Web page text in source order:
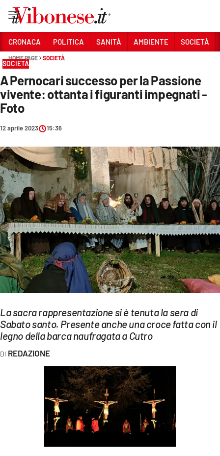
Sezioni
CRONACA
POLITICA
SOCIETÀ
CULTURA
ECONOMIA E LAVORO
EVENTI
SPORT
Streaming
LAC TV
LAC NETWORK
LAC ONAIR
LACONAIR.IT
CRONACA POLITICA SANITÀ AMBIENTE SOCIETÀ
HOME PAGE SOCIETÀ
SOCIETÀ
A Pernocari successo per la Passione
vivente: ottanta i figuranti impegnati -
Foto
12 aprile 2023 15:36
La sacra rappresentazione si è tenuta la sera di
Sabato santo. Presente anche una croce fatta con il
legno della barca naufragata a Cutro
REDAZIONE